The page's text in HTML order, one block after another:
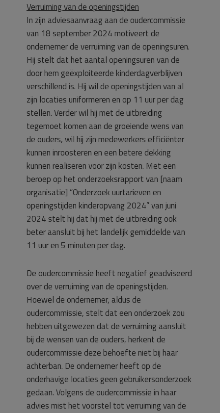
Verruiming van de openingstijden
In zijn adviesaanvraag aan de oudercommissie
van 18 september 2024 motiveert de
ondernemer de verruiming van de openingsuren.
Hij stelt dat het aantal openingsuren van de
door hem geëxploiteerde kinderdagverblijven
verschillend is. Hij wil de openingstijden van al
zijn locaties uniformeren en op 11 uur per dag
stellen. Verder wil hij met de uitbreiding
tegemoet komen aan de groeiende wens van
de ouders, wil hij zijn medewerkers efficiënter
kunnen inroosteren en een betere dekking
kunnen realiseren voor zijn kosten. Met een
beroep op het onderzoeksrapport van [naam
organisatie] “Onderzoek uurtarieven en
openingstijden kinderopvang 2024” van juni
2024 stelt hij dat hij met de uitbreiding ook
beter aansluit bij het landelijk gemiddelde van
11 uur en 5 minuten per dag.
De oudercommissie heeft negatief geadviseerd
over de verruiming van de openingstijden.
Hoewel de ondernemer, aldus de
oudercommissie, stelt dat een onderzoek zou
hebben uitgewezen dat de verruiming aansluit
bij de wensen van de ouders, herkent de
oudercommissie deze behoefte niet bij haar
achterban. De ondernemer heeft op de
onderhavige locaties geen gebruikersonderzoek
gedaan. Volgens de oudercommissie in haar
advies mist het voorstel tot verruiming van de